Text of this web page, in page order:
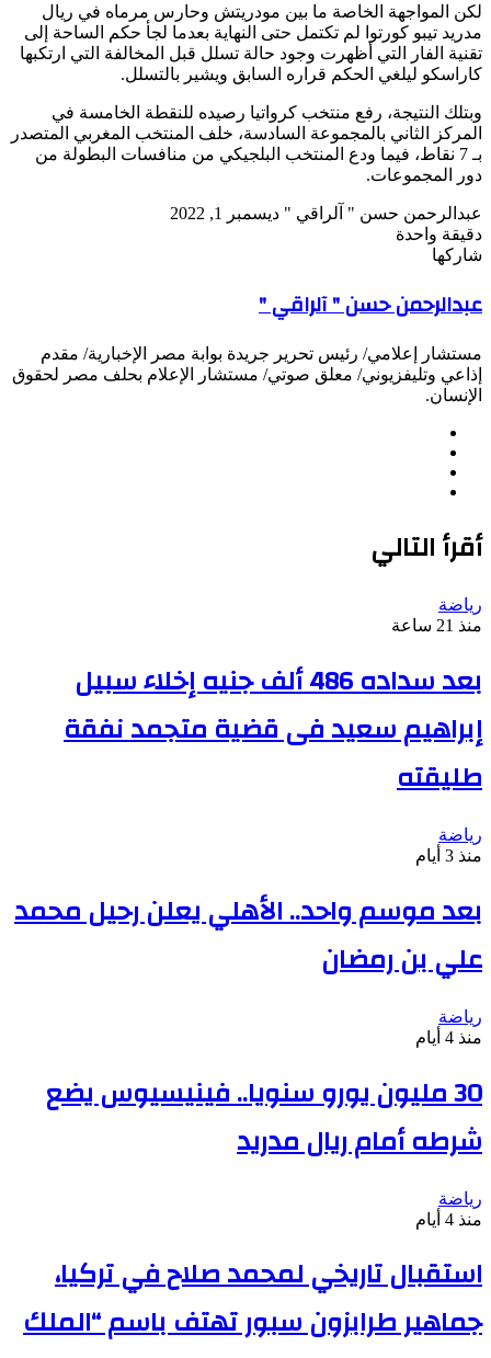
لكن المواجهة الخاصة ما بين مودريتش وحارس مرماه في ريال
مدريد تيبو كورتوا لم تكتمل حتى النهاية بعدما لجأ حكم الساحة إلى
تقنية الفار التي أظهرت وجود حالة تسلل قبل المخالفة التي ارتكبها
كاراسكو ليلغي الحكم قراره السابق ويشير بالتسلل.
وبتلك النتيجة، رفع منتخب كرواتيا رصيده للنقطة الخامسة في
المركز الثاني بالمجموعة السادسة، خلف المنتخب المغربي المتصدر
بـ 7 نقاط، فيما ودع المنتخب البلجيكي من منافسات البطولة من
دور المجموعات.
عبدالرحمن حسن " آلراقي " تابع
أرسل
ديسمبر 1, 2022
دقيقة واحدة
فيسبوك
‫X
لينكدإن
بينتيريست
‫Pocket
واتساب
تيلقرام
ڤايبر
لاين
شاركها
البريد
عبدالرحمن حسن " آلراقي "
مستشار إعلامي/ رئيس تحرير جريدة بوابة مصر الإخبارية/ مقدم
إذاعي وتليفزيوني/ معلق صوتي/ مستشار الإعلام بحلف مصر لحقوق
الإنسان.
أقرأ التالي
رياضة
منذ 21 ساعة
بعد سداده 486 ألف جنيه إخلاء سبيل
إبراهيم سعيد فى قضية متجمد نفقة
طليقته
رياضة
منذ 3 أيام
بعد موسم واحد.. الأهلي يعلن رحيل محمد
علي بن رمضان
رياضة
منذ 4 أيام
30 مليون يورو سنويا.. فينيسيوس يضع
شرطه أمام ريال مدريد
رياضة
منذ 4 أيام
استقبال تاريخي لمحمد صلاح في تركيا،
جماهير طرابزون سبور تهتف باسم “الملك